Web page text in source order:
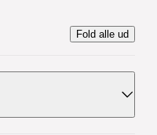
Fold alle ud